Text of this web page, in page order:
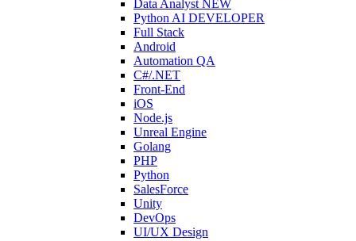
Data Analyst NEW
Python AI DEVELOPER
Full Stack
Android
Automation QA
C#/.NET
Front-End
iOS
Node.js
Unreal Engine
Golang
PHP
Python
SalesForce
Unity
DevOps
UI/UX Design